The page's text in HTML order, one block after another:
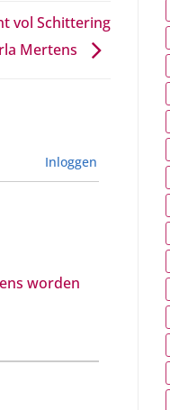
vol Schittering
Mertens
Inloggen
worden